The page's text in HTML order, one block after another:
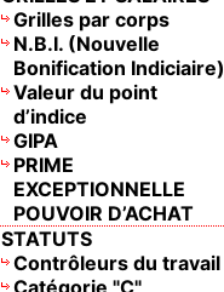
Grilles par corps
N.B.I. (Nouvelle
Bonification Indiciaire)
Valeur du point
d’indice
GIPA
PRIME
EXCEPTIONNELLE
POUVOIR D’ACHAT
STATUTS
Contrôleurs du travail
Catégorie "C"